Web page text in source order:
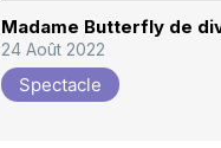
Madame Butterfly de
24 Août 2022
Spectacle